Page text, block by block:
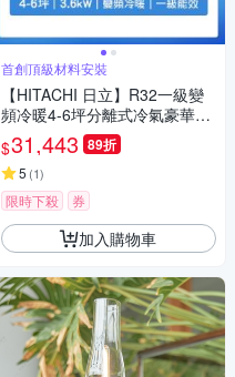
首創頂級材料安裝
【HITACHI 日立】R32一級變
頻冷暖4-6坪分離式冷氣豪華系
列RAS-36VP/RAC-36VP(首創
頂極材料安裝)
$31,443 89折
5 (1)
限時下殺 券
加入購物車